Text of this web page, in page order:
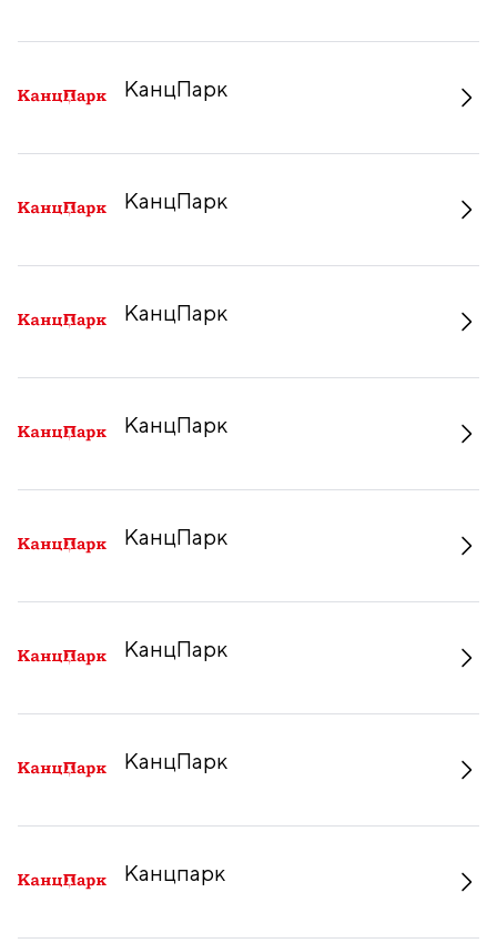
КанцПарк
КанцПарк
КанцПарк
КанцПарк
КанцПарк
КанцПарк
КанцПарк
Канцпарк